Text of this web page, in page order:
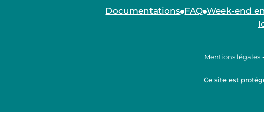
Documentations FAQ Week-end
Mentions légales
Ce site est